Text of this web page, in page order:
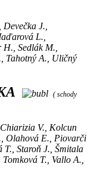
J.,
L.,
Sedlák M.,
Tahotný A., Uličný
( schody
V., Kolcun
Olahová E., Piovarči
T., Staroň J., Šmitala
T., Vallo A.,